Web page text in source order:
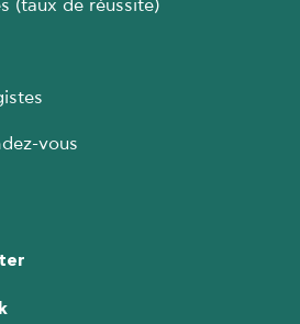
(taux de réussite)
vous